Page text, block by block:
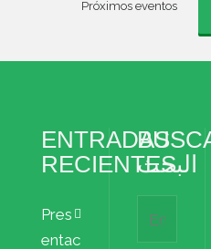
Próximos eventos
ENTRADAS
RECIENTES
Pres
entac
البحث